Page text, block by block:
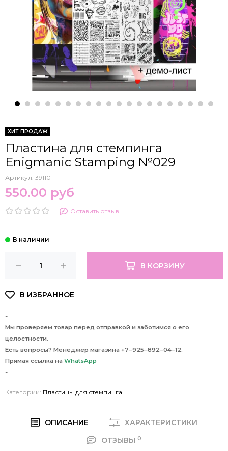
ХИТ ПРОДАЖ
Пластина для стемпинга
Enigmanic Stamping №029
Артикул: 39110
550.00 руб
Оставить отзыв
В КОРЗИНУ
-
Мы проверяем товар перед отправкой и заботимся о его
целостности.
Есть вопросы? Менеджер магазина +7‒925‒892‒04‒12.
Прямая ссылка на WhatsApp
-
Категории: Пластины для стемпинга
ОПИСАНИЕ
ХАРАКТЕРИСТИКИ
ОТЗЫВЫ 0